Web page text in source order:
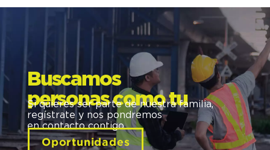
Buscamos
personas como tu
Si quieres ser parte de nuestra familia,
regístrate y nos pondremos
en contacto contigo.
Oportunidades